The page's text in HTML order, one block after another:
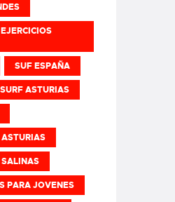
SUF ESPAÑA
SURF ASTURIAS
SALINAS
PARA JOVENES